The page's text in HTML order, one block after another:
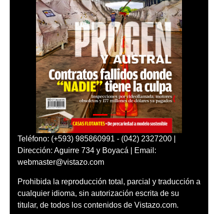
Teléfono: (+593) 985860991 - (042) 2327200 |
Dirección: Aguirre 734 y Boyacá | Email:
webmaster@vistazo.com
Prohibida la reproducción total, parcial y traducción a
cualquier idioma, sin autorización escrita de su
titular, de todos los contenidos de Vistazo.com.